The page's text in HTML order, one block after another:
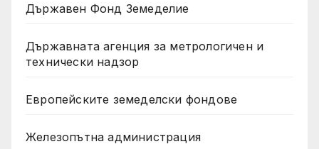
Държавен Фонд Земеделие
Държавната агенция за метрологичен и
технически надзор
Европейските земеделски фондове
Железопътна администрация